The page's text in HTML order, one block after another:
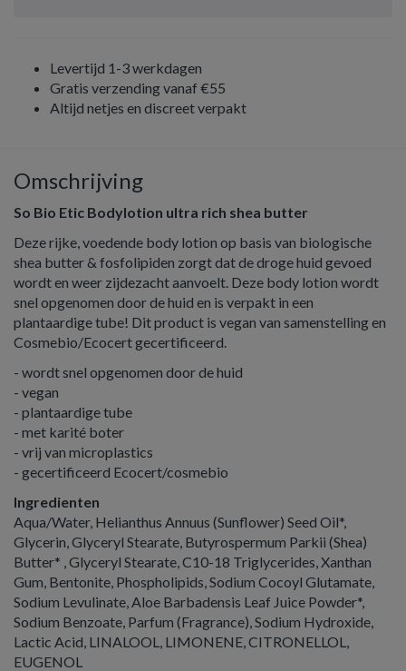
Levertijd 1-3 werkdagen
Gratis verzending vanaf €55
Altijd netjes en discreet verpakt
Omschrijving
So Bio Etic Bodylotion ultra rich shea butter
Deze rijke, voedende body lotion op basis van biologische
shea butter & fosfolipiden zorgt dat de droge huid gevoed
wordt en weer zijdezacht aanvoelt. Deze body lotion wordt
snel opgenomen door de huid en is verpakt in een
plantaardige tube! Dit product is vegan van samenstelling en
Cosmebio/Ecocert gecertificeerd.
- wordt snel opgenomen door de huid
- vegan
- plantaardige tube
- met karité boter
- vrij van microplastics
- gecertificeerd Ecocert/cosmebio
Ingredienten
Aqua/Water, Helianthus Annuus (Sunflower) Seed Oil*,
Glycerin, Glyceryl Stearate, Butyrospermum Parkii (Shea)
Butter* , Glyceryl Stearate, C10-18 Triglycerides, Xanthan
Gum, Bentonite, Phospholipids, Sodium Cocoyl Glutamate,
Sodium Levulinate, Aloe Barbadensis Leaf Juice Powder*,
Sodium Benzoate, Parfum (Fragrance), Sodium Hydroxide,
Lactic Acid, LINALOOL, LIMONENE, CITRONELLOL,
EUGENOL